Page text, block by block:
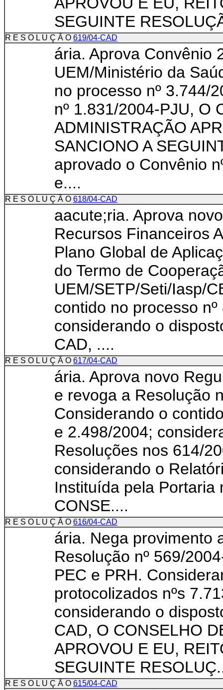
SEGUINTE
R E S O L U Ç Ã O 619/04-CAD
ária. Aprova Convênio
UEM/Ministério da
no processo nº 3.744/
nº 1.831/2004-PJU, O
ADMINISTRAÇÃO
SANCIONO A
aprovado o Convênio
e....
R E S O L U Ç Ã O 618/04-CAD
aacute;ria. Aprova
Recursos Financeiros
Plano Global de
do Termo de
UEM/SETP/Seti/Iasp/
contido no processo
considerando o
CAD, ....
R E S O L U Ç Ã O 617/04-CAD
ária. Aprova novo
e revoga a Resolução
Considerando o
e 2.498/2004;
Resoluções nos 614/
considerando o
Instituída pela Portaria
CONSE....
R E S O L U Ç Ã O 616/04-CAD
ária. Nega provimento
Resolução nº 569/
PEC e PRH.
protocolizados nºs
considerando o
CAD, O CONSELHO
APROVOU E EU,
SEGUINTE
R E S O L U Ç Ã O 615/04-CAD